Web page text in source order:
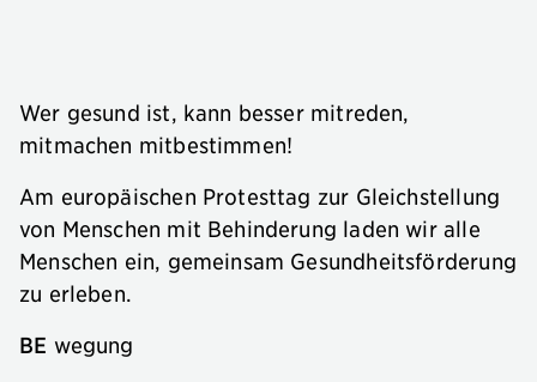
Wer gesund ist, kann besser mitreden,
mitmachen mitbestimmen!
Am europäischen Protesttag zur Gleichstellung
von Menschen mit Behinderung laden wir alle
Menschen ein, gemeinsam Gesundheitsförderung
zu erleben.
BE wegung